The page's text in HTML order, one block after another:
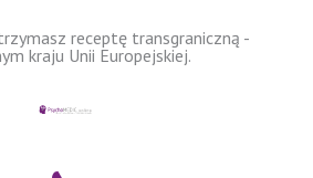
receptę transgraniczną -
kraju Unii Europejskiej.